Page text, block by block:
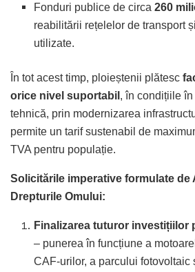
Fonduri publice de circa260
reabilitării rețelelor de transport
utilizate.
În tot acest timp, ploieștenii plătesc
orice nivel suportabil , în condițiile
tehnică, prin modernizarea
permite un tarif sustenabil de
TVA pentru populație.
Solicitările imperative formulate de
Drepturile Omului:
Finalizarea tuturor investițiilor
– punerea în funcțiune a
CAF-urilor, a parcului fotovoltaic